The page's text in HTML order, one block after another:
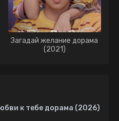
Загадай желание дорама
(2021)
к тебе дорама (2026)